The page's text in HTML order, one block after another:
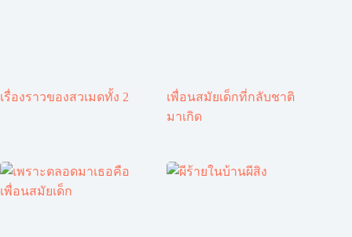
เรื่องราวของสวเมดทั้ง 2
เพื่อนสมัยเด็กที่กลับชาติ
มาเกิด